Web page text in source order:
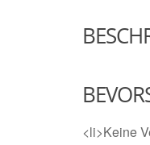
<li>Keine